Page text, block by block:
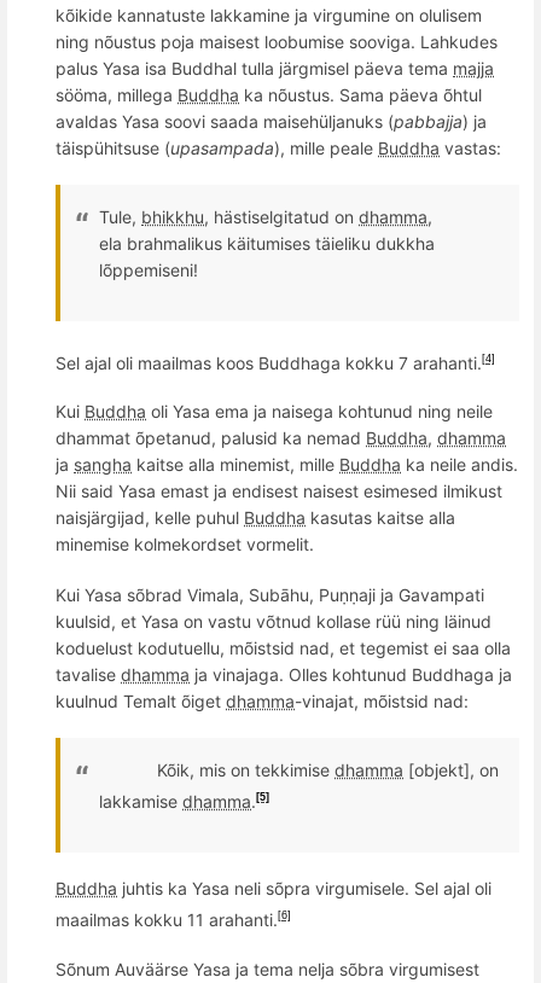
kõikide kannatuste lakkamine ja virgumine on olulisem
ning nõustus poja maisest loobumise sooviga. Lahkudes
palus Yasa isa Buddhal tulla järgmisel päeva tema majja
sööma, millega Buddha ka nõustus. Sama päeva õhtul
avaldas Yasa soovi saada maisehüljanuks (pabbajja) ja
täispühitsuse (upasampada), mille peale Buddha vastas:
Tule, bhikkhu, hästiselgitatud on dhamma,
ela brahmalikus käitumises täieliku dukkha
lõppemiseni!
Sel ajal oli maailmas koos Buddhaga kokku 7 arahanti. [4]
Kui Buddha oli Yasa ema ja naisega kohtunud ning neile
dhammat õpetanud, palusid ka nemad Buddha, dhamma
ja sangha kaitse alla minemist, mille Buddha ka neile andis.
Nii said Yasa emast ja endisest naisest esimesed ilmikust
naisjärgijad, kelle puhul Buddha kasutas kaitse alla
minemise kolmekordset vormelit.
Kui Yasa sõbrad Vimala, Subāhu, Puṇṇaji ja Gavampati
kuulsid, et Yasa on vastu võtnud kollase rüü ning läinud
koduelust kodutuellu, mõistsid nad, et tegemist ei saa olla
tavalise dhamma ja vinajaga. Olles kohtunud Buddhaga ja
kuulnud Temalt õiget dhamma-vinajat, mõistsid nad:
Kõik, mis on tekkimise dhamma [objekt], on
lakkamise dhamma. [5]
Buddha juhtis ka Yasa neli sõpra virgumisele. Sel ajal oli
maailmas kokku 11 arahanti. [6]
Sõnum Auväärse Yasa ja tema nelja sõbra virgumisest